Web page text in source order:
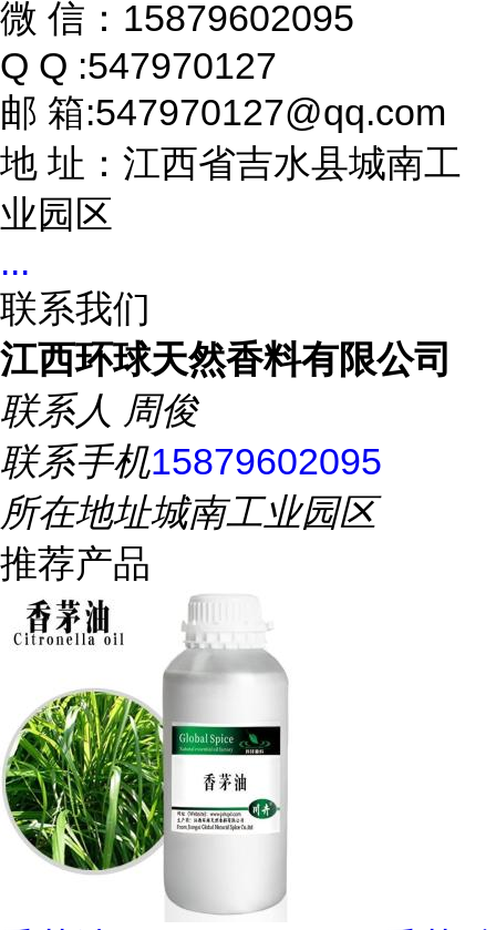
微 信：15879602095
Q Q :547970127
邮 箱:547970127@qq.com
地 址：江西省吉水县城南工
业园区
...
联系我们
江西环球天然香料有限公司
联系人 周俊
联系手机15879602095
所在地址城南工业园区
推荐产品